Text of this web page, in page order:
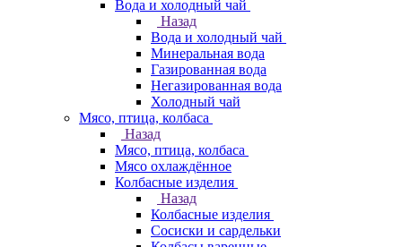
Вода и холодный чай
Назад
Вода и холодный чай
Минеральная вода
Газированная вода
Негазированная вода
Холодный чай
Мясо, птица, колбаса
Назад
Мясо, птица, колбаса
Мясо охлаждённое
Колбасные изделия
Назад
Колбасные изделия
Сосиски и сардельки